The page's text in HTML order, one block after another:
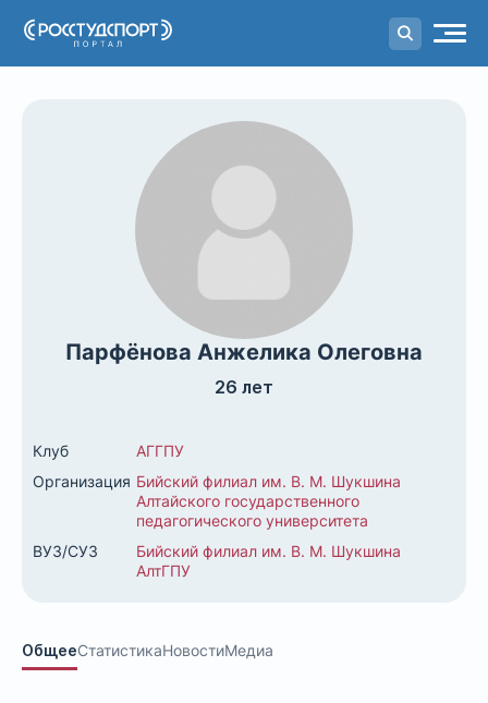
Порталстуденческого спорта
Парфёнова Анжелика Олеговна
26 лет
Клуб
АГГПУ
Организация Бийский филиал им. В. М. Шукшина
Алтайского государственного
педагогического университета
ВУЗ/СУЗ
Бийский филиал им. В. М. Шукшина
АлтГПУ
ОбщееСтатистикаНовостиМедиа